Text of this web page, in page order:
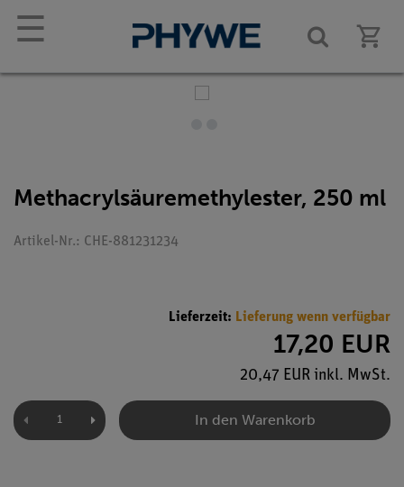
☰
Methacrylsäuremethylester, 250 ml
Artikel-Nr.: CHE-881231234
Lieferzeit: Lieferung wenn verfügbar
17,20 EUR
20,47 EUR inkl. MwSt.
In den Warenkorb